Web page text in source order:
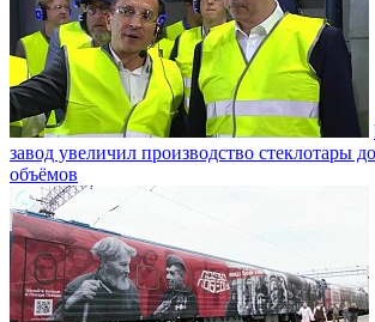
завод увеличил производство стеклотары
объёмов